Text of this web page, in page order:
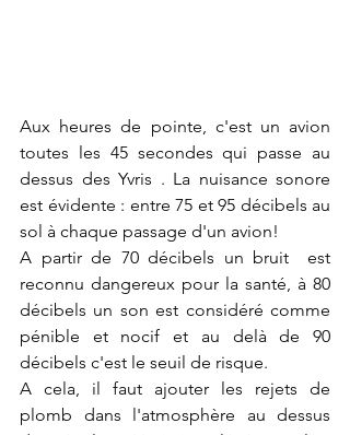
Aux heures de pointe, c'est un avion
toutes les 45 secondes qui passe au
dessus des Yvris . La nuisance sonore
est évidente : entre 75 et 95 décibels au
sol à chaque passage d'un avion!
A partir de 70 décibels un bruit  est
reconnu dangereux pour la santé, à 80
décibels un son est considéré comme
pénible et nocif et au delà de 90
décibels c'est le seuil de risque.
A cela, il faut ajouter les rejets de
plomb dans l'atmosphère au dessus